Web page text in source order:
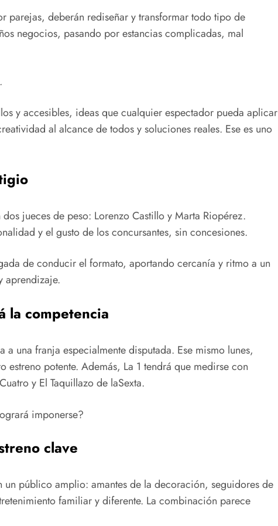
parejas, deberán rediseñar y transformar todo tipo de
negocios, pasando por estancias complicadas, mal
y accesibles, ideas que cualquier espectador pueda aplicar
al alcance de todos y soluciones reales. Ese es uno
jueces de peso: Lorenzo Castillo y Marta Riopérez.
y el gusto de los concursantes, sin concesiones.
de conducir el formato, aportando cercanía y ritmo a un
aprendizaje.
la competencia
una franja especialmente disputada. Ese mismo lunes,
estreno potente. Además, La 1 tendrá que medirse con
y El Taquillazo de laSexta.
imponerse?
clave
un público amplio: amantes de la decoración, seguidores de
familiar y diferente. La combinación parece